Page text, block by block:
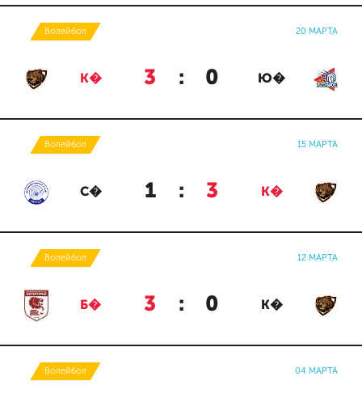
Волейбол 20 МАРТА
К� 3 : 0 Ю�
Волейбол 15 МАРТА
С� 1 : 3 К�
Волейбол 12 МАРТА
Б� 3 : 0 К�
Волейбол 04 МАРТА